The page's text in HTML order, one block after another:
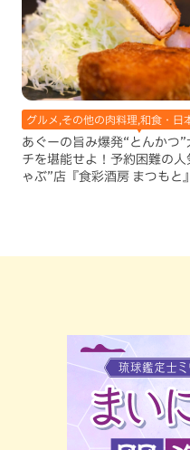
グルメ,その他の肉料理,和食・日
あぐーの旨み爆発“とんかつ”
チを堪能せよ！予約困難の人
ゃぶ”店『食彩酒房 まつもと